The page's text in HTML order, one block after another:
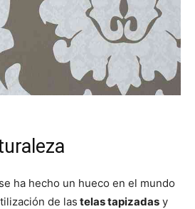
ha hecho un hueco en el mundo
de las telas tapizadas y